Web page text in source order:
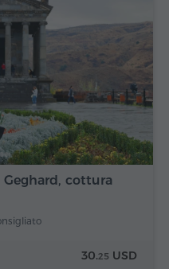
cottura
30.25 USD